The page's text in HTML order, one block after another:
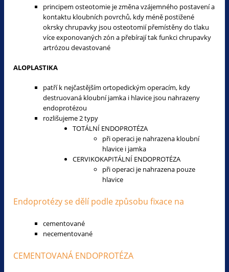
principem osteotomie je změna vzájemného postavení a
kontaktu kloubních povrchů, kdy méně postižené
okrsky chrupavky jsou osteotomií přemístěny do tlaku
více exponovaných zón a přebírají tak funkci chrupavky
artrózou devastované
ALOPLASTIKA
patří k nejčastějším ortopedickým operacím, kdy
destruovaná kloubní jamka i hlavice jsou nahrazeny
endoprotézou
rozlišujeme 2 typy
TOTÁLNÍ ENDOPROTÉZA
při operaci je nahrazena kloubní
hlavice i jamka
CERVIKOKAPITÁLNÍ ENDOPROTÉZA
při operaci je nahrazena pouze
hlavice
Endoprotézy se dělí podle způsobu fixace na
cementované
necementované
CEMENTOVANÁ ENDOPROTÉZA